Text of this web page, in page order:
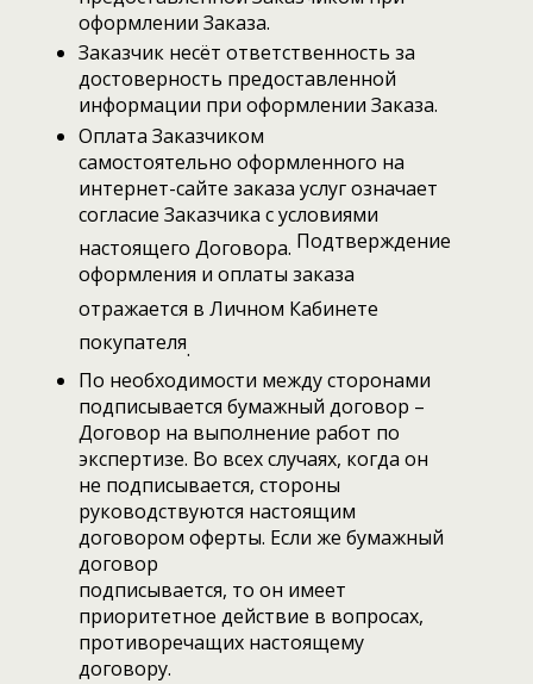
оформлении Заказа.
Заказчик несёт ответственность за
достоверность предоставленной
информации при оформлении Заказа.
Оплата Заказчиком
самостоятельно оформленного на
интернет-сайте заказа услуг означает
согласие Заказчика с условиями
настоящего Договора. Подтверждение
оформления и оплаты заказа
отражается в Личном Кабинете
покупателя.
По необходимости между сторонами
подписывается бумажный договор –
Договор на выполнение работ по
экспертизе. Во всех случаях, когда он
не подписывается, стороны
руководствуются настоящим
договором оферты. Если же бумажный
договор
подписывается, то он имеет
приоритетное действие в вопросах,
противоречащих настоящему
договору.